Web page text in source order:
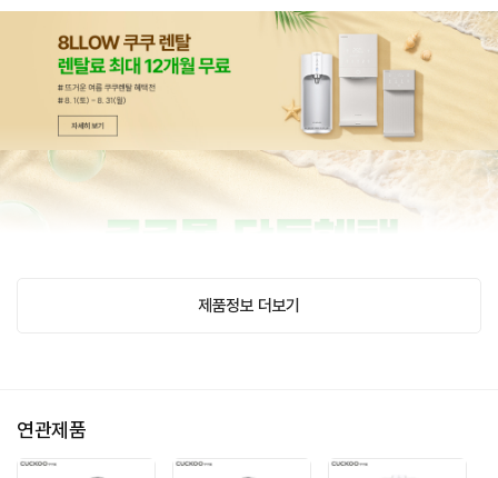
제품정보 더보기
연관제품